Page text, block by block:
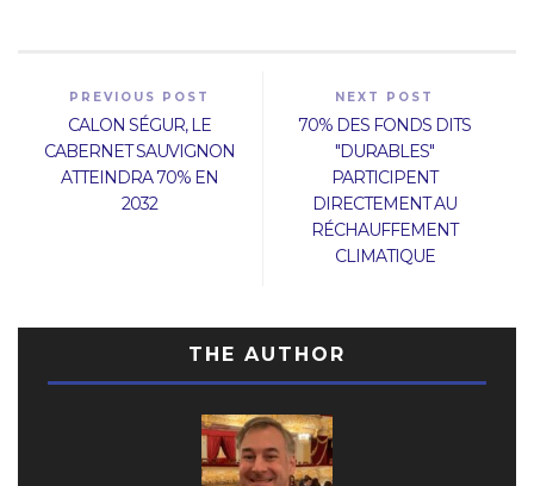
PREVIOUS POST
CALON SÉGUR, LE
CABERNET SAUVIGNON
ATTEINDRA 70% EN
2032
NEXT POST
70% DES FONDS DITS
"DURABLES"
PARTICIPENT
DIRECTEMENT AU
RÉCHAUFFEMENT
CLIMATIQUE
THE AUTHOR